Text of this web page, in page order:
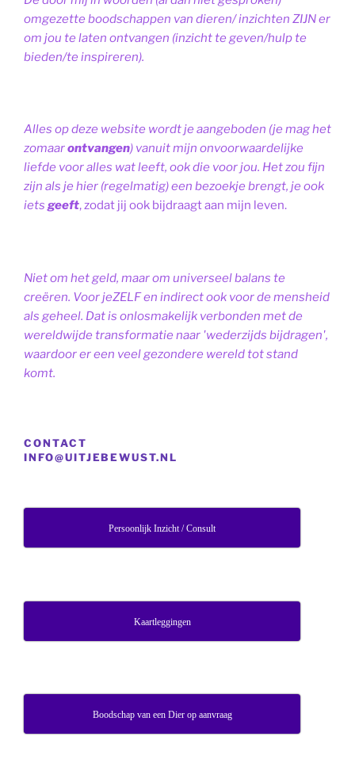
omgezette boodschappen van dieren/ inzichten ZIJN er
om jou te laten ontvangen (inzicht te geven/hulp te
bieden/te inspireren).
Alles op deze website wordt je aangeboden (je mag het
zomaarontvangen) vanuit mijn onvoorwaardelijke
liefde voor alles wat leeft, ook die voor jou. Het zou fijn
zijn als je hier (regelmatig) een bezoekje brengt, je ook
iets geeft, zodat jij ook bijdraagt aan mijn leven.
Niet om het geld, maar om universeel balans te
creëren. Voor jeZELF en indirect ook voor de mensheid
als geheel. Dat is onlosmakelijk verbonden met de
wereldwijde transformatie naar 'wederzijds bijdragen',
waardoor er een veel gezondere wereld tot stand
komt.
CONTACT
INFO@UITJEBEWUST.NL
Persoonlijk Inzicht / Consult
Kaartleggingen
Boodschap van een Dier op aanvraag